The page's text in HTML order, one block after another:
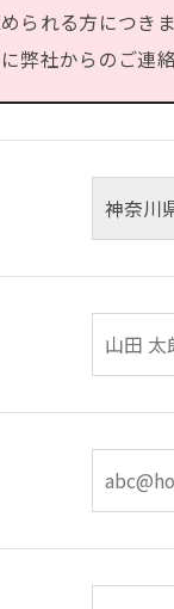
られる方につ
弊社からのご